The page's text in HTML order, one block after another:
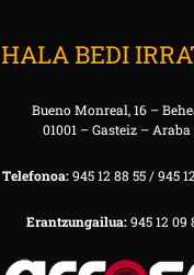
HALA BEDI
Bueno Monreal, 16 –
01001 – Gasteiz – Araba
Telefonoa:945 12 88 55 / 945
Erantzungailua:945 12 09